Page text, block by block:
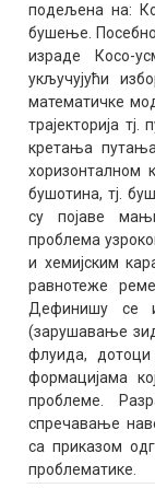
подељена на:
бушење.
израде Косо-
укључујући
математичке
трајекторија
кретања
хоризонталном
бушотина, тј.
су појаве
проблема
и хемијским
равнотеже
Дефинишу се
(зарушавање
флуида,
формацијама
проблеме.
спречавање
са приказом
проблематике.